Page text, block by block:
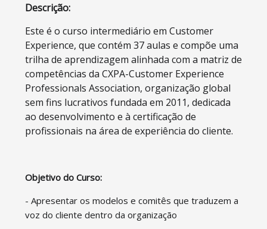
Descrição:
Este é o curso intermediário em Customer
Experience, que contém 37 aulas e compõe uma
trilha de aprendizagem alinhada com a matriz de
competências da CXPA-Customer Experience
Professionals Association, organização global
sem fins lucrativos fundada em 2011, dedicada
ao desenvolvimento e à certificação de
profissionais na área de experiência do cliente.
Objetivo do Curso:
- Apresentar os modelos e comitês que traduzem a
voz do cliente dentro da organização